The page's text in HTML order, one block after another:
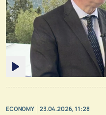
ECONOMY 23.04.2026, 11:28